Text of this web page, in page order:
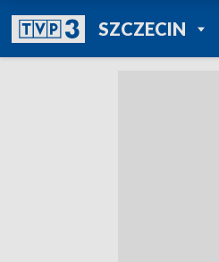
SZCZECIN
POWRÓT
TVP